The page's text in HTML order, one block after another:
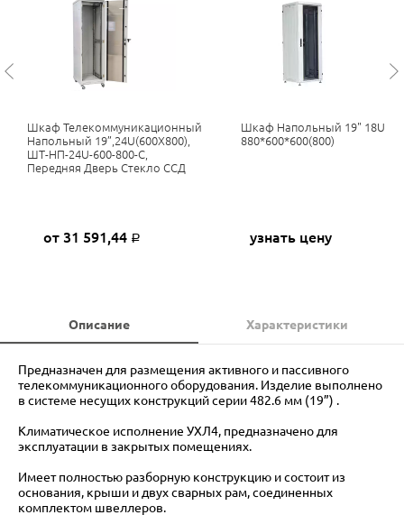
Шкаф Телекоммуникационный
Напольный 19”,24U(600X800),
ШТ-НП-24U-600-800-С,
Передняя Дверь Стекло ССД
от 31 591,44 Р
Шкаф Напольный 19" 18U
880*600*600(800)
узнать цену
Описание Характеристики
Предназначен для размещения активного и пассивного
телекоммуникационного оборудования. Изделие выполнено
в системе несущих конструкций серии 482.6 мм (19”) .
Климатическое исполнение УХЛ4, предназначено для
эксплуатации в закрытых помещениях.
Имеет полностью разборную конструкцию и состоит из
основания, крыши и двух сварных рам, соединенных
комплектом швеллеров.